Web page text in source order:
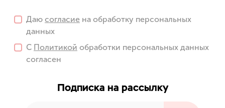
Даю согласие на обработку персональных
данных
С Политикой обработки персональных данных
согласен
Подписка на рассылку